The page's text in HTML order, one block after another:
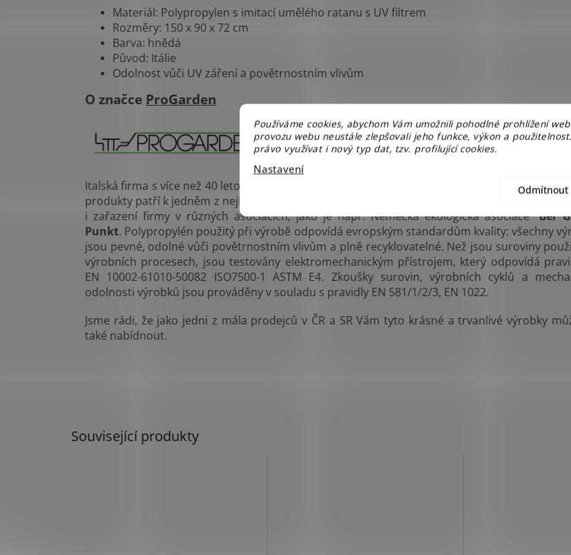
Používáme cookies, abychom Vám umožnili pohodlné prohlížení
provozu webu neustále zlepšovali jeho funkce, výkon a
právo využívat i nový typ dat, tzv. profilující cookies.
Nastavení
Odmítnout
Související produkty
Materiál: Polypropylen s imitací umělého ratanu s UV filtrem
Rozměry: 150 x 90 x 72 cm
Barva: hnědá
Původ: Itálie
Odolnost vůči UV záření a povětrnostním vlivům
O značce ProGarden
Italská firma s více než 40 letou historií sídlí pod Alpami v městečku Rogeno severně od
produkty patří k jedněm z nejkvalitnějších, při tom za stále rozumnou cenu. Kvalita výroby
i zařazení firmy v různých asociacích, jako je např. Německá ekologická asociace "der
Punkt. Polypropylén použitý při výrobě odpovídá evropským standardům kvality: všechny
jsou pevné, odolné vůči povětrnostním vlivům a plně recyklovatelné. Než jsou suroviny
výrobních procesech, jsou testovány elektromechanickým přístrojem, který odpovídá
EN 10002-61010-50082 ISO7500-1 ASTM E4. Zkoušky surovin, výrobních cyklů a
odolnosti výrobků jsou prováděny v souladu s pravidly EN 581/1/2/3, EN 1022.
Jsme rádi, že jako jedni z mála prodejců v ČR a SR Vám tyto krásné a trvanlivé výrobky
také nabídnout.